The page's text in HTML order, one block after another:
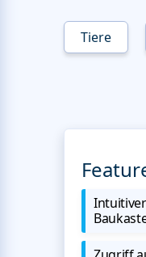
Tiere